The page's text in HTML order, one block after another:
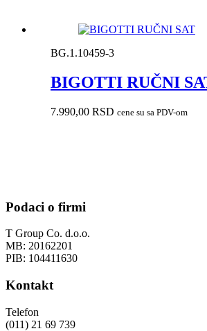
BG.1.10459-3
BIGOTTI RUČNI
7.990,00 RSD cene su sa PDV-om
Podaci o firmi
T Group Co. d.o.o.
MB: 20162201
PIB: 104411630
Kontakt
Telefon
(011) 21 69 739